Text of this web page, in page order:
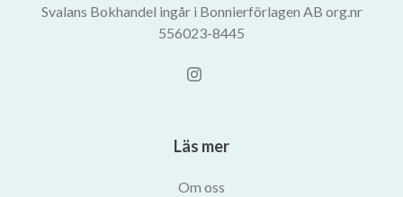
Svalans Bokhandel ingår i Bonnierförlagen AB org.nr
556023-8445
Läs mer
Om oss